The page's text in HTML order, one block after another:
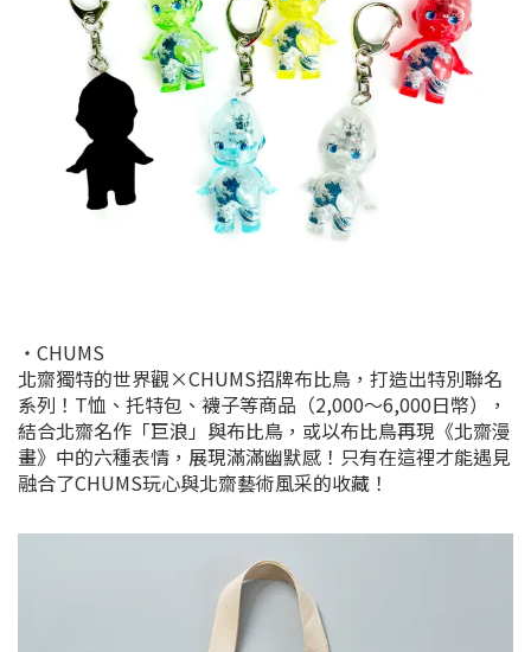
・CHUMS
北齋獨特的世界觀×CHUMS招牌布比鳥，打造出特別聯名
系列！T恤、托特包、襪子等商品（2,000～6,000日幣），
結合北齋名作「巨浪」與布比鳥，或以布比鳥再現《北齋漫
畫》中的六種表情，展現滿滿幽默感！只有在這裡才能遇見
融合了CHUMS玩心與北齋藝術風采的收藏！